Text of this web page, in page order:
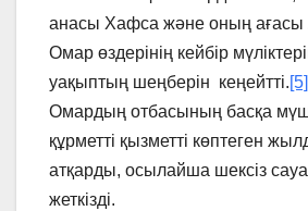
анасы Хафса және оның ағасы
Омар өздерінің кейбір
уақыптың шеңберін кеңейтті.[5]
Омардың отбасының басқа
құрметті қызметті көптеген
атқарды, осылайша шексіз
жеткізді.